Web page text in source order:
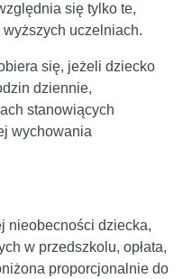
się tylko te,
wyższych uczelniach.
się, jeżeli dziecko
dziennie,
stanowiących
wychowania
nieobecności dziecka,
w przedszkolu, opłata,
proporcjonalnie do